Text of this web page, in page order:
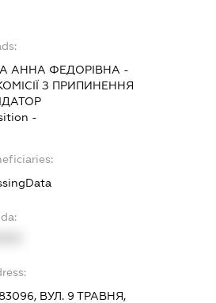
АННА ФЕДОРІВНА -
З ПРИПИНЕННЯ
-
ВУЛ. 9 ТРАВНЯ,